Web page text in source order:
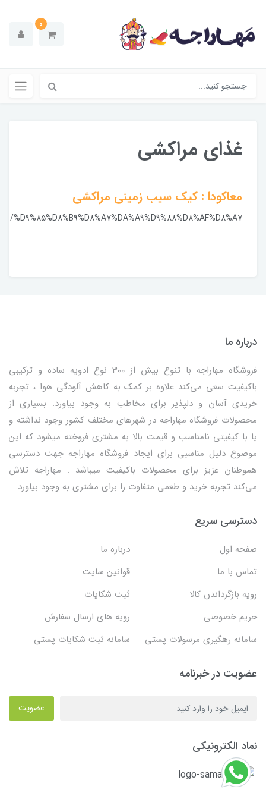
0
غذای مراکشی
معاکودا : کیک سیب زمینی مراکشی
/%D9%85%D8%B9%D8%A7%DA%A9%D9%88%D8%AF%D8%A7
درباره ما
فروشگاه مهاراجه با تنوع بیش از 300 نوع ادویه ساده و ترکیبی
باکیفیت سعی می‌کند علاوه بر کمک به کاهش آلودگی هوا ، تجربه
خریدی آسان و دلپذیر برای مخاطب به وجود بیاورد. بسیاری از
محصولات فروشگاه مهاراجه در شهرهای مختلف کشور وجود نداشته و
یا با کیفیتی نامناسب و قیمت بالا به مشتری فروخته میشود که این
موضوع دلیل مناسبی برای ایجاد فروشگاه مهاراجه جهت دسترسی
هموطنان عزیز برای محصولات باکیفیت میباشد . مهاراجه تلاش
می‌کند تجربه خرید و طعمی متفاوت را برای مشتری به وجود بیاورد.
دسترسی سریع
صفحه اول
درباره ما
تماس با ما
قوانین سایت
رویه بازگرداندن کالا
ثبت شکایات
حریم خصوصی
رویه های ارسال سفارش
سامانه رهگیری مرسولات پستی
سامانه ثبت شکایات پستی
عضویت در خبرنامه
عضویت
نماد الکترونیکی